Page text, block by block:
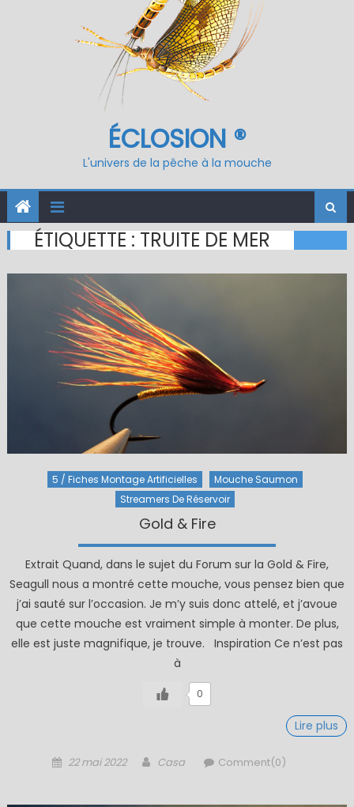
ÉCLOSION ®
L'univers de la pêche à la mouche
ÉTIQUETTE :TRUITE DE MER
5 / Fiches Montage Artificielles
Mouche Saumon
Streamers De Réservoir
Gold & Fire
Extrait Quand, dans le sujet du Forum sur la Gold & Fire,
Seagull nous a montré cette mouche, vous pensez bien que
j’ai sauté sur l’occasion. Je m’y suis donc attelé, et j’avoue
que cette mouche est vraiment simple à monter. De plus,
elle est juste magnifique, je trouve. Inspiration Ce n’est pas
à
0
Lire plus
Posted
22 mai 2022 Author
Casa Comment(0)